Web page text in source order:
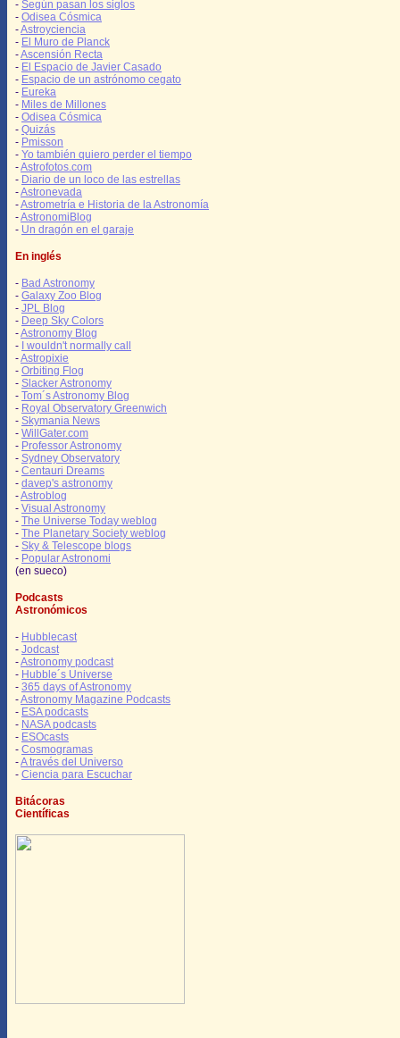
- Según pasan los siglos
- Odisea Cósmica
-Astroyciencia
- El Muro de Planck
-Ascensión Recta
- El Espacio de Javier Casado
- Espacio de un astrónomo cegato
- Eureka
- Miles de Millones
- Odisea Cósmica
- Quizás
- Pmisson
- Yo también quiero perder el tiempo
-Astrofotos.com
- Diario de un loco de las estrellas
-Astronevada
-Astrometría e Historia de la Astronomía
-AstronomiBlog
- Un dragón en el garaje
En inglés
- Bad Astronomy
- Galaxy Zoo Blog
- JPL Blog
- Deep Sky Colors
-Astronomy Blog
- I wouldn't normally call
-Astropixie
- Orbiting Flog
- Slacker Astronomy
- Tom´s Astronomy Blog
- Royal Observatory Greenwich
- Skymania News
- WillGater.com
- Professor Astronomy
- Sydney Observatory
- Centauri Dreams
- davep's astronomy
-Astroblog
- Visual Astronomy
- The Universe Today weblog
- The Planetary Society weblog
- Sky & Telescope blogs
- Popular Astronomi
(en sueco)
Podcasts
Astronómicos
- Hubblecast
- Jodcast
-Astronomy podcast
- Hubble´s Universe
- 365 days of Astronomy
-Astronomy Magazine Podcasts
- ESA podcasts
- NASA podcasts
- ESOcasts
- Cosmogramas
-A través del Universo
- Ciencia para Escuchar
Bitácoras
Científicas